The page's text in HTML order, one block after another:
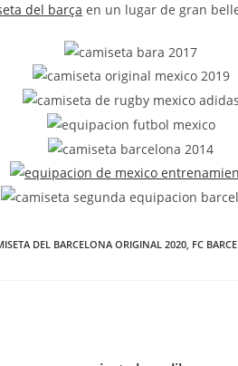
del barça en un lugar de gran
DEL BARCELONA ORIGINAL 2020, FC